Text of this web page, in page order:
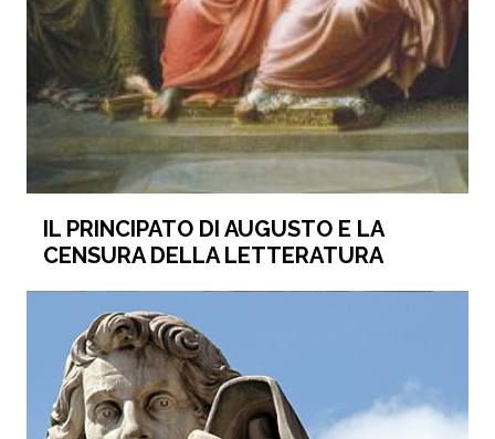
IL PRINCIPATO DI AUGUSTO E LA
CENSURA DELLA LETTERATURA